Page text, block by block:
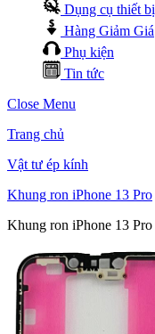
Dụng cụ thiết bị
Hàng Giảm Giá
Phụ kiện
Tin tức
Close Menu
Trang chủ
Vật tư ép kính
Khung ron iPhone 13 Pro
Khung ron iPhone 13 Pro